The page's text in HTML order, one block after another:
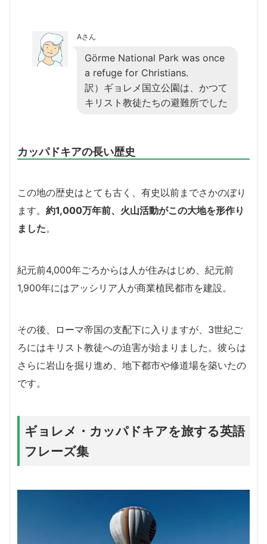
Aさん
Görme National Park was once
a refuge for Christians.
訳）ギョレメ国立公園は、かつて
キリスト教徒たちの避難所でした
カッパドキアの長い歴史
この地の歴史はとても古く、有史以前までさかのぼり
ます。 約1,000万年前、火山活動がこの大地を形作り
ました。
紀元前4,000年ごろからは人が住みはじめ、紀元前
1,900年にはアッシリア人が商業植民都市を建設。
その後、ローマ帝国の支配下に入りますが、3世紀ご
ろにはキリスト教徒への迫害が始まりました。彼らは
さらに岩山を掘り進め、地下都市や修道場を築いたの
です。
ギョレメ・カッパドキアを旅する英語
フレーズ集